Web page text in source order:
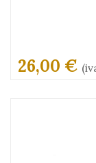
26,00 €